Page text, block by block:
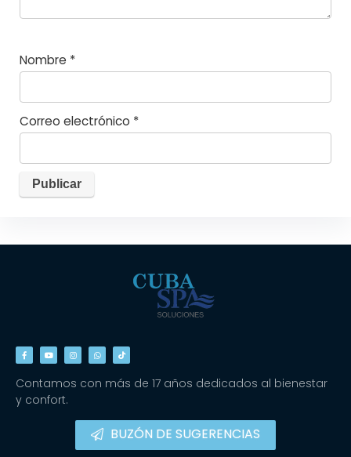
Nombre *
Correo electrónico *
Contamos con más de 17 años dedicados al bienestar
y confort.
BUZÓN DE SUGERENCIAS